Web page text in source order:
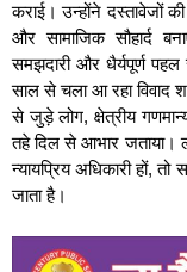
कराई। उन्होंने दस्तावेजों
और सामाजिक सौहार्द
समझदारी और धैर्यपूर्ण
साल से चला आ रहा विवाद
से जुड़े लोग, क्षेत्रीय
तहे दिल से आभार जताया।
न्यायप्रिय अधिकारी हों, तो
जाता है।